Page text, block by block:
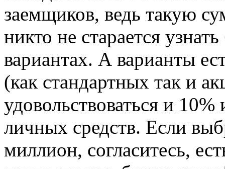
заемщиков, ведь такую
никто не старается
вариантах. А варианты
(как стандартных так и
удовольствоваться и
личных средств. Если
миллион, согласитесь,